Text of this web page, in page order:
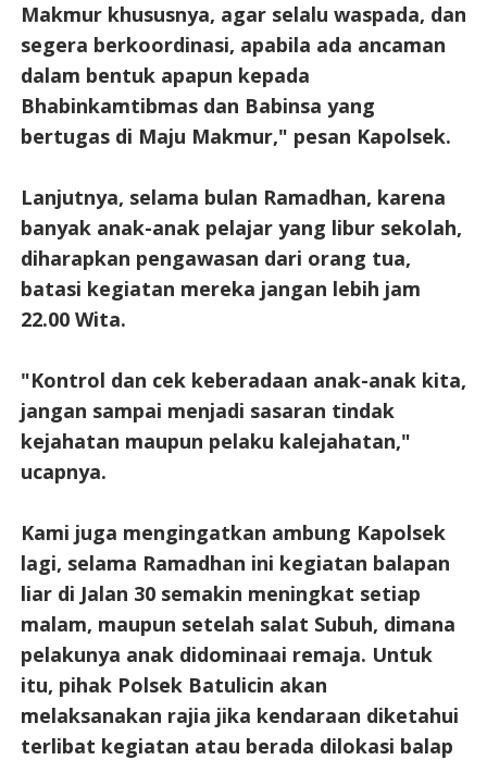
Makmur khususnya, agar selalu waspada, dan
segera berkoordinasi, apabila ada ancaman
dalam bentuk apapun kepada
Bhabinkamtibmas dan Babinsa yang
bertugas di Maju Makmur," pesan Kapolsek.
Lanjutnya, selama bulan Ramadhan, karena
banyak anak-anak pelajar yang libur sekolah,
diharapkan pengawasan dari orang tua,
batasi kegiatan mereka jangan lebih jam
22.00 Wita.
"Kontrol dan cek keberadaan anak-anak kita,
jangan sampai menjadi sasaran tindak
kejahatan maupun pelaku kalejahatan,"
ucapnya.
Kami juga mengingatkan ambung Kapolsek
lagi, selama Ramadhan ini kegiatan balapan
liar di Jalan 30 semakin meningkat setiap
malam, maupun setelah salat Subuh, dimana
pelakunya anak didominaai remaja. Untuk
itu, pihak Polsek Batulicin akan
melaksanakan rajia jika kendaraan diketahui
terlibat kegiatan atau berada dilokasi balap